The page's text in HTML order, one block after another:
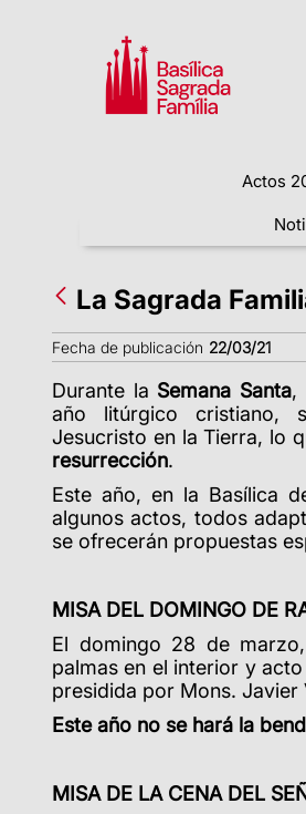
Actos
La Sagrada
Fecha de publicación 22/03/21
Durante la Semana Santa,
año litúrgico cristiano,
Jesucristo en la Tierra, lo
resurrección.
Este año, en la Basílica
algunos actos, todos
se ofrecerán propuestas
MISA DEL DOMINGO DE
El domingo 28 de
palmas en el interior y
presidida por Mons. Javier
Este año no se hará la
MISA DE LA CENA DEL